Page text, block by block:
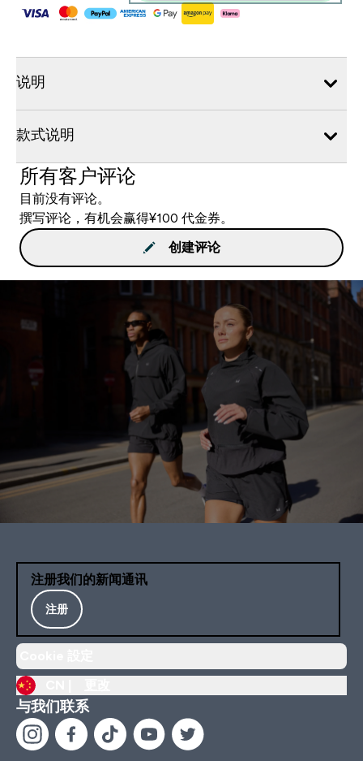
说明
款式说明
所有客户评论
目前没有评论。
撰写评论，有机会赢得¥100 代金券。
创建评论
注册我们的新闻通讯
注册
与我们联系